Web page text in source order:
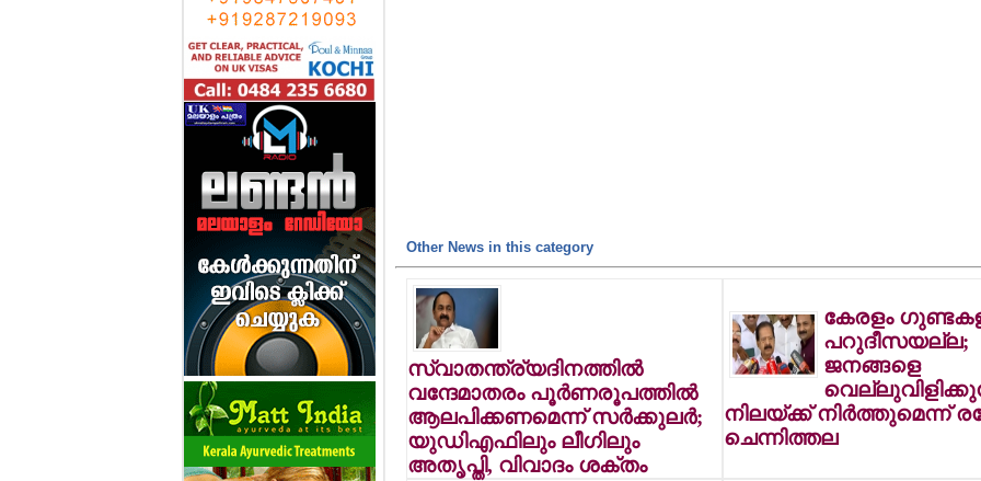
Other News in this category
സ്വാതന്ത്ര്യദിനത്തില്‍
വന്ദേമാതരം പൂര്‍ണരൂപത്തില്‍
ആലപിക്കണമെന്ന് സര്‍ക്കുലര്‍;
യുഡിഎഫിലും ലീഗിലും
അതൃപ്തി, വിവാദം ശക്തം
കേരളം
പറുദീസയല്ല;
ജനങ്ങളെ
നിലയ്ക്ക് നിര്‍ത്തുമെന്ന്
ചെന്നിത്തല